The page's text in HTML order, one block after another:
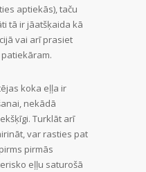
aptiekās), taču
tā ir jāatšķaida kā
vai arī prasiet
koka eļļa ir
nekādā
Turklāt arī
var rasties pat
pirmās
eļļu saturošā